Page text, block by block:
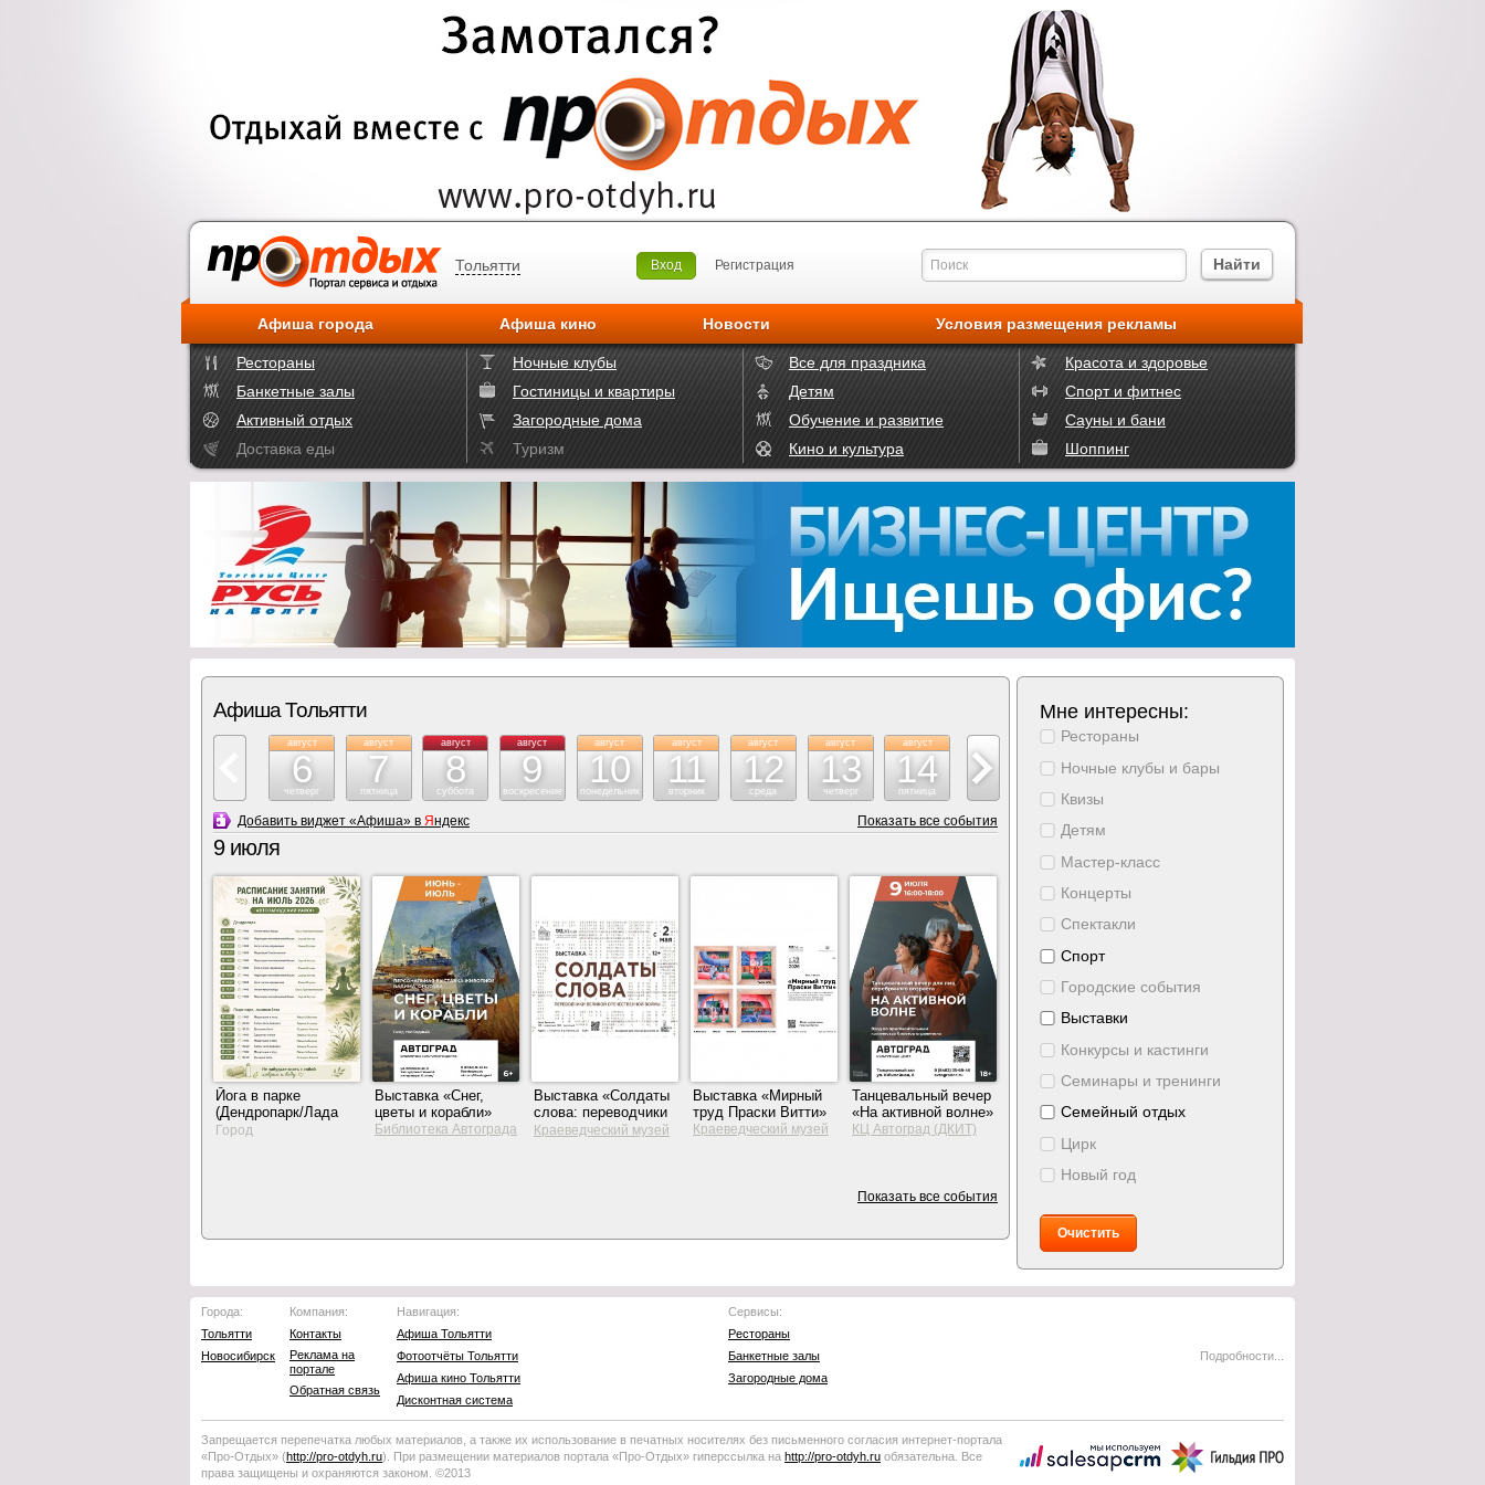
Тольятти Вход Регистрация
Афиша города Афиша кино Новости Условия размещения рекламы
Рестораны Ночные клубы Все для праздника
Красота и здоровье
Банкетные залы
Гостиницы и квартиры Детям
Спорт и фитнес
Активный отдых
Загородные дома Обучение и развитие
Сауны и бани
Доставка еды
Туризм Кино и культура Шоппинг
Афиша Тольятти
август
6
четверг
август
7
пятница
август
8
суббота
август
9
воскресение
август
10
понедельник
август
11
вторник
август
12
среда
август
13
четверг
август
14
пятница
15
август
16
воскресение
август
17 18
Добавить виджет «Афиша» в Яндекс Показать все события
9 июля
Йога в парке
(Дендропарк/Лада
парк)
Город
Выставка «Снег,
цветы и корабли»
Библиотека Автограда
Выставка «Солдаты
слова: переводчики
Великой
Краеведческий музей
Выставка «Мирный
труд Праски Витти»
Краеведческий музей
Танцевальный вечер
«На активной волне»
КЦ Автоград (ДКИТ)
Показать все события
Мне интересны:
Рестораны
Ночные клубы и бары
Квизы
Детям
Мастер-класс
Концерты
Спектакли
Спорт
Городские события
Выставки
Конкурсы и кастинги
Семинары и тренинги
Семейный отдых
Цирк
Новый год
Очистить
Города:
Тольятти
Новосибирск
Компания:
Контакты
Реклама на
портале
Обратная связь
Навигация:
Афиша Тольятти
Фотоотчёты Тольятти
Афиша кино Тольятти
Дисконтная система
Сервисы:
Рестораны
Банкетные залы
Загородные дома
Подробности...
Запрещается перепечатка любых материалов, а также их использование в печатных носителях без письменного согласия интернет-портала
«Про-Отдых» (http://pro-otdyh .ru). При размещении материалов портала «Про-Отдых» гиперссылка на http://pro-otdyh .ru обязательна. Все
права защищены и охраняются законом. ©2013